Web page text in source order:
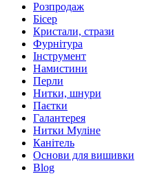
Розпродаж
Бісер
Кристали, стрази
Фурнітура
Інструмент
Намистини
Перли
Нитки, шнури
Паєтки
Галантерея
Нитки Муліне
Канітель
Основи для вишивки
Blog